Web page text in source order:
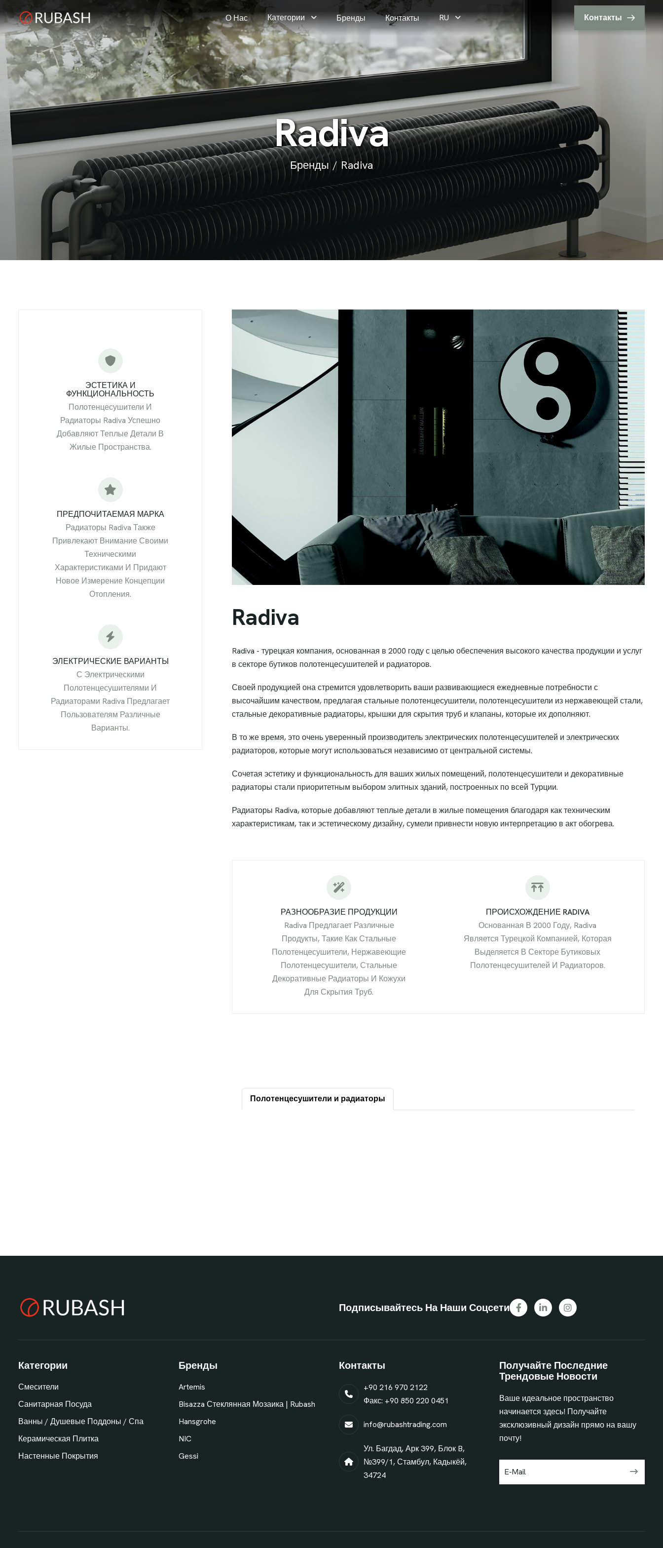
О Нас Категории Бренды Контакты RU Контакты
Radiva
Бренды Radiva
ЭСТЕТИКА И
ФУНКЦИОНАЛЬНОСТЬ
Полотенцесушители И
Радиаторы Radiva Успешно
Добавляют Теплые Детали В
Жилые Пространства.
ПРЕДПОЧИТАЕМАЯ МАРКА
Радиаторы Radiva Также
Привлекают Внимание Своими
Техническими
Характеристиками И Придают
Новое Измерение Концепции
Отопления.
ЭЛЕКТРИЧЕСКИЕ ВАРИАНТЫ
С Электрическими
Полотенцесушителями И
Радиаторами Radiva Предлагает
Пользователям Различные
Варианты.
Radiva
Radiva - турецкая компания, основанная в 2000 году с целью обеспечения высокого качества продукции и услуг
в секторе бутиков полотенцесушителей и радиаторов.
Своей продукцией она стремится удовлетворить ваши развивающиеся ежедневные потребности с
высочайшим качеством, предлагая стальные полотенцесушители, полотенцесушители из нержавеющей стали,
стальные декоративные радиаторы, крышки для скрытия труб и клапаны, которые их дополняют.
В то же время, это очень уверенный производитель электрических полотенцесушителей и электрических
радиаторов, которые могут использоваться независимо от центральной системы.
Сочетая эстетику и функциональность для ваших жилых помещений, полотенцесушители и декоративные
радиаторы стали приоритетным выбором элитных зданий, построенных по всей Турции.
Радиаторы Radiva, которые добавляют теплые детали в жилые помещения благодаря как техническим
характеристикам, так и эстетическому дизайну, сумели привнести новую интерпретацию в акт обогрева.
РАЗНООБРАЗИЕ ПРОДУКЦИИ
Radiva Предлагает Различные
Продукты, Такие Как Стальные
Полотенцесушители, Нержавеющие
Полотенцесушители, Стальные
Декоративные Радиаторы И Кожухи
Для Скрытия Труб.
ПРОИСХОЖДЕНИЕ RADIVA
Основанная В 2000 Году, Radiva
Является Турецкой Компанией, Которая
Выделяется В Секторе Бутиковых
Полотенцесушителей И Радиаторов.
Полотенцесушители и радиаторы
Подписывайтесь На Наши Соцсети
Категории
Смесители
Санитарная Посуда
Ванны / Душевые Поддоны / Спа
Керамическая Плитка
Настенные Покрытия
Бренды
Artemis
Bisazza Стеклянная Мозаика | Rubash
Hansgrohe
NIC
Gessi
Контакты
+90 216 970 2122
Факс: +90 850 220 0451
info@rubashtrading.com
Ул. Багдад, Арк 399, Блок B,
№399/1, Стамбул, Кадыкёй,
34724
Получайте Последние
Трендовые Новости
Ваше идеальное пространство
начинается здесь! Получайте
эксклюзивный дизайн прямо на вашу
почту!